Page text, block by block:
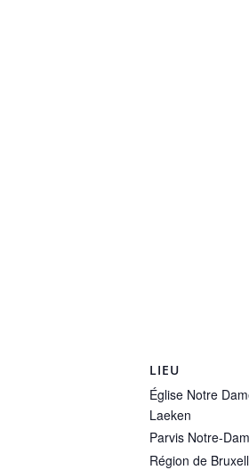
LIEU
Église Notre
Laeken
Parvis Notre-
Région de